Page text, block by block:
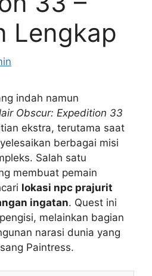
Lengkap
indah namun
Obscur: Expedition 33
ekstra, terutama saat
berbagai misi
Salah satu
membuat pemain
lokasi npc prajurit
ingatan. Quest ini
melainkan bagian
narasi dunia yang
Paintress.